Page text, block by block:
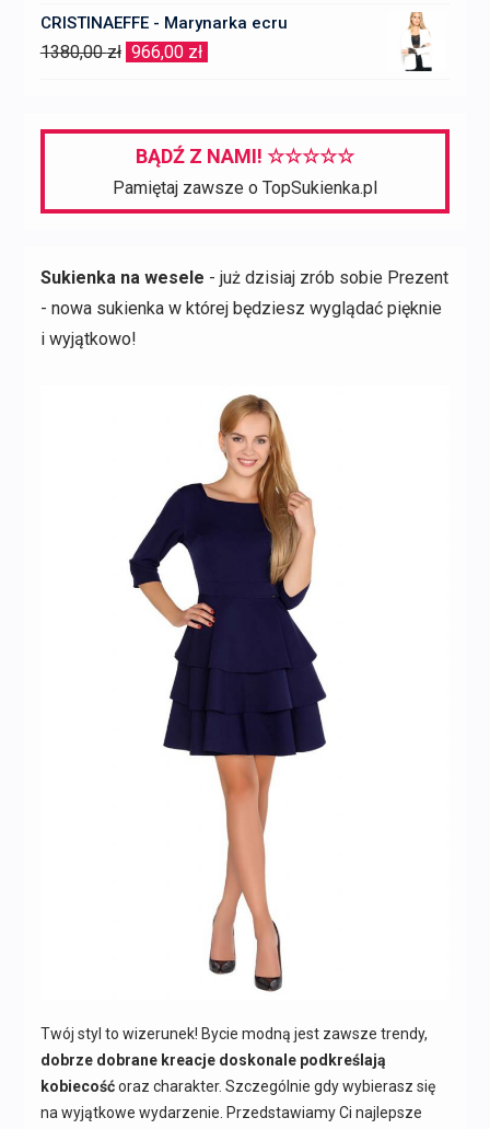
cena
wynosiła:
cena
wynosi:
CRISTINAEFFE - Marynarka ecru
1380,00zł Pierwotna
1380,00 zł.
966,00 zł
966,00 zł.
BĄDŹ Z NAMI! ☆☆☆☆☆
Pamiętaj zawsze o TopSukienka.pl
Sukienka na wesele - już dzisiaj zrób sobie Prezent
- nowa sukienka w której będziesz wyglądać pięknie
i wyjątkowo!
Twój styl to wizerunek! Bycie modną jest zawsze trendy,
dobrze dobrane kreacje doskonale podkreślają
kobiecośćoraz charakter. Szczególnie gdy wybierasz się
na wyjątkowe wydarzenie. Przedstawiamy Ci najlepsze